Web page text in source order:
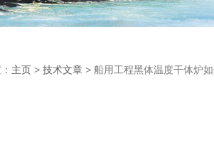
主页> 技术文章> 船用工程黑体温度干体炉